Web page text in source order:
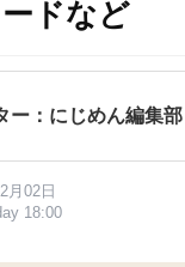
ドなど
ー：にじめん編集部
月02日
18:00